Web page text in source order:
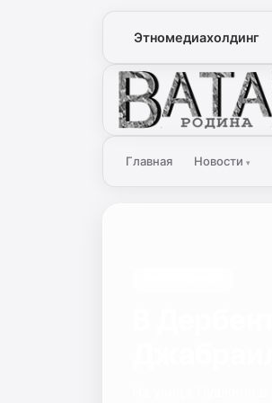
Этномедиахолдинг
Ватан
Главная Новости▾